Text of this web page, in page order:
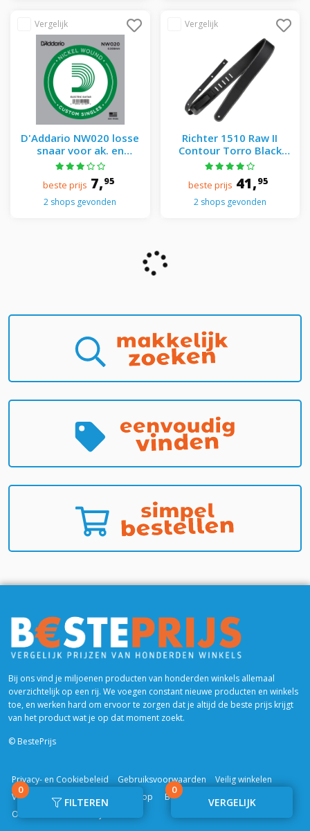
D'Addario NW020 losse
snaar voor ak. en
elektrische gitaar
beste prijs 7,95
2 shops gevonden
Richter 1510 Raw II
Contour Torro Black
gitaarband
beste prijs 41,95
2 shops gevonden
FILTEREN
0
Bij ons vind je miljoenen producten van honderden winkels allemaal
overzichtelijk op een rij. We voegen constant nieuwe producten en winkels
toe, en werken hard om ervoor te zorgen dat je altijd de beste prijs krijgt
van het product wat je op dat moment zoekt.
© BestePrijs
Privacy- en Cookiebeleid Gebruiksvoorwaarden
Veilig winkelen
Veelgestelde vragen
Trusted Shop
Blogs & Reviews
Over ons
0
VERGELIJK